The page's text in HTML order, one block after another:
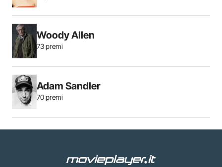
Woody Allen
73 premi
Adam Sandler
70 premi